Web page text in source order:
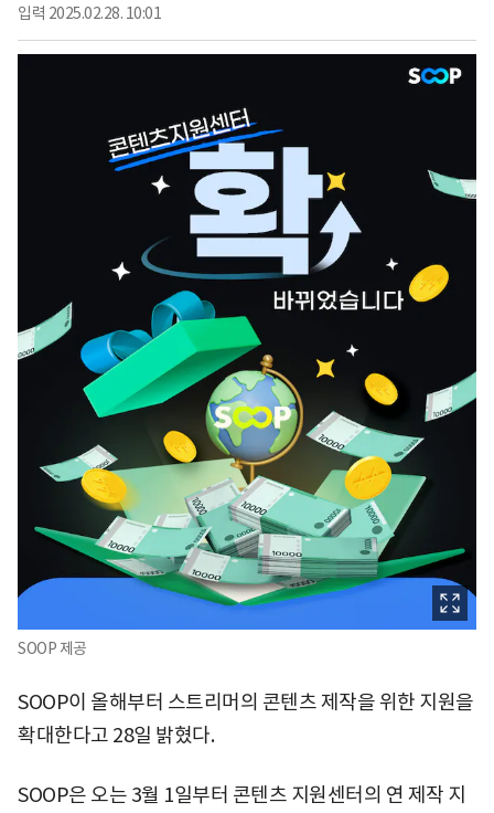
입력 2025.02.28. 10:01
SOOP 제공
SOOP이 올해부터 스트리머의 콘텐츠 제작을 위한 지원을
확대한다고 28일 밝혔다.
SOOP은 오는 3월 1일부터 콘텐츠 지원센터의 연 제작 지